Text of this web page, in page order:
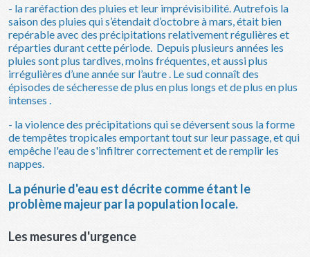
- la raréfaction des pluies et leur imprévisibilité. Autrefois la
saison des pluies qui s’étendait d’octobre à mars, était bien
repérable avec des précipitations relativement régulières et
réparties durant cette période. Depuis plusieurs années les
pluies sont plus tardives, moins fréquentes, et aussi plus
irrégulières d’une année sur l’autre . Le sud connaît des
épisodes de sécheresse de plus en plus longs et de plus en plus
intenses .
- la violence des précipitations qui se déversent sous la forme
de tempêtes tropicales emportant tout sur leur passage, et qui
empêche l'eau de s'infiltrer correctement et de remplir les
nappes.
La pénurie d'eau est décrite comme étant le
problème majeur par la population locale.
Les mesures d'urgence